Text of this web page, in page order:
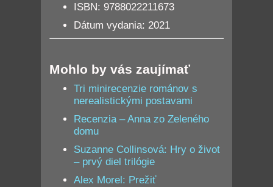
ISBN: 9788022211673
Dátum vydania: 2021
Mohlo by vás zaujímať
Tri minirecenzie románov s
nerealistickými postavami
Recenzia – Anna zo Zeleného
domu
Suzanne Collinsová: Hry o život
– prvý diel trilógie
Alex Morel: Prežiť